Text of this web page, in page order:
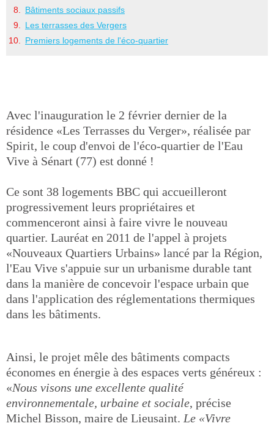
Bâtiments sociaux passifs
Les terrasses des Vergers
Premiers logements de l'éco-quartier
Avec l'inauguration le 2 février dernier de la
résidence «Les Terrasses du Verger», réalisée par
Spirit, le coup d'envoi de l'éco-quartier de l'Eau
Vive à Sénart (77) est donné !
Ce sont 38 logements BBC qui accueilleront
progressivement leurs propriétaires et
commenceront ainsi à faire vivre le nouveau
quartier. Lauréat en 2011 de l'appel à projets
«Nouveaux Quartiers Urbains» lancé par la Région,
l'Eau Vive s'appuie sur un urbanisme durable tant
dans la manière de concevoir l'espace urbain que
dans l'application des réglementations thermiques
dans les bâtiments.
Ainsi, le projet mêle des bâtiments compacts
économes en énergie à des espaces verts généreux :
«Nous visons une excellente qualité
environnementale, urbaine et sociale, précise
Michel Bisson, maire de Lieusaint. Le «Vivre